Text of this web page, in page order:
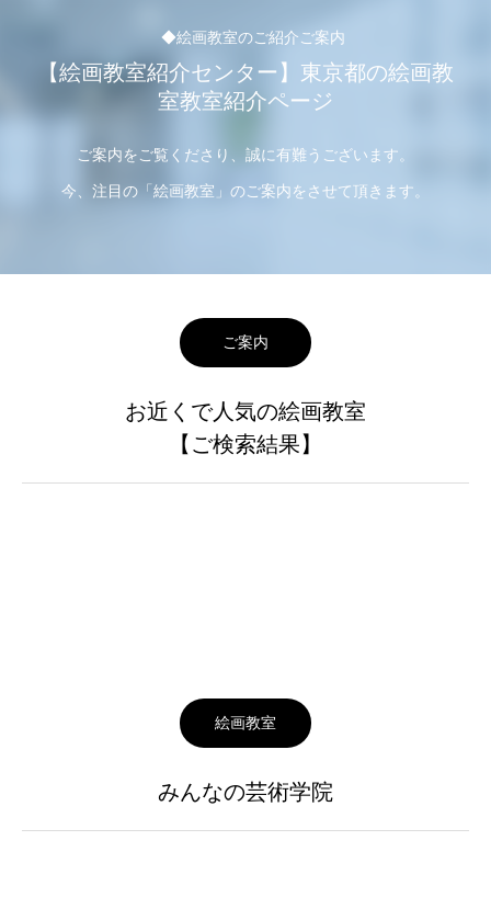
◆絵画教室のご紹介ご案内
【絵画教室紹介センター】東京都の絵画教
室教室紹介ページ
ご案内をご覧くださり、誠に有難うございます。
今、注目の「絵画教室」のご案内をさせて頂きます。
ご案内
お近くで人気の絵画教室
【ご検索結果】
絵画教室
みんなの芸術学院